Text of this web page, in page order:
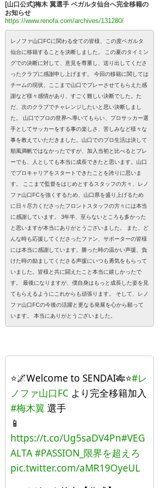
[山口公式]梅木 翼選手 ベガルタ仙台へ完全移籍の
お知らせ
https://www.renofa.com/archives/131280/
レノファ山口FCに関わる全ての皆様、この度ベガルタ
仙台に移籍することを決断しました。 この夏のタイミン
グでの決断に対して、意見を尊重し、送り出してくださ
ったクラブに感謝申し上げます。 今回の移籍に関しては
チームの現状、ここまで山口でプレーさせてもらえた感
謝など様々感情があり、すごく難しい決断でした。た
だ、次のクラブでチャレンジしたいと思い決断しまし
た。 山口でプロの世界へ導いてもらい、プロサッカー選
手としてサッカーをする事の楽しさ、苦しみなど様々な
事を教えていただきました。山口でのプロ生活は決して
順風満帆ではなかったですが、加入当初と比べるとプレ
ーでも、人としても本当に成長できたと思います。山口
でプロキャリアをスタートできたことを誇りに思いま
す。 ここまで監督をはじめとするスタッフの方々、レノ
ファ山口FCを強くするため、山口県を盛り上げるため
に日々尽力くださったフロントスタッフの方々には本当
に感謝しています。 3年半、至らないところも多かった
と思いますが本当にありがとうございました。 また、ど
んな時も応援してくださったファン、サポーターの皆様
には本当に感謝しています。勝った時の温かい声援、負
けた時の励ましてくださる声援にいつも勇気をもらって
いました。皆様と共に闘えたこと本当に嬉しかったで
す。 最後になりますが、僕自身はもっと成長した姿を見
てもらえるようにこれからも頑張ります。 そして、レノ
ファ山口FCの今後の活躍と更なる発展を心から願って
います。 本当にありがとうございました。
⭐️🌌Welcome to SENDAI🎋⭐️#レ
ノファ山口FC より完全移籍加入
#梅木翼選手
📱
https://t.co/Ug5saDV4Pn#VEG
ALTA#PASSION_限界を超えろ
pic.twitter.com/aMR19OyeUL